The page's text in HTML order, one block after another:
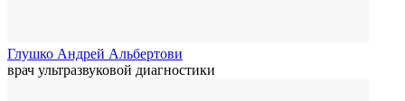
Глушко Андрей Альбертови
врач ультразвуковой диагностики